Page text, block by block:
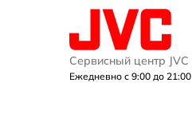
Сервисный центр JVC
Ежедневно с 9:00 до 21:00